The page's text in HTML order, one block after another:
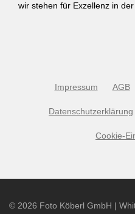
wir stehen für Exzellenz in der
Impressum AGB
Datenschutzerklärung
Cookie-
© 2026 Foto Köberl GmbH |